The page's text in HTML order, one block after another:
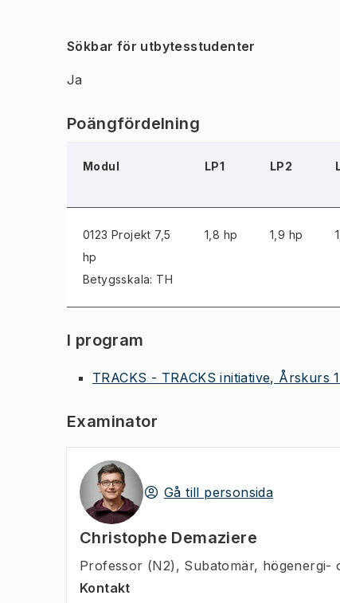
Sökbar för utbytesstudenter
Ja
Poängfördelning
Modul LP1 LP2
0123 Projekt 7,5
hp
Betygsskala: TH
1,8 hp 1,9 hp
I program
TRACKS - TRACKS initiative, Årskurs 1
Examinator
Gå till personsida
Christophe Demaziere
Professor (N2) , Subatomär, högenergi-
Kontakt